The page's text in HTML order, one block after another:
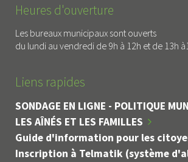
Heures d'ouverture
Les bureaux municipaux sont ouverts
du lundi au vendredi de 9h à 12h et de 13h
Liens rapides
SONDAGE EN LIGNE - POLITIQUE
LES AÎNÉS ET LES FAMILLES
Guide d'information pour les
Inscription à Telmatik (système